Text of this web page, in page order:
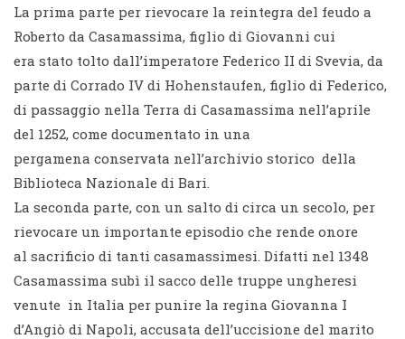
La prima parte per rievocare la reintegra del feudo a
Roberto da Casamassima, figlio di Giovanni cui
era stato tolto dall’imperatore Federico II di Svevia, da
parte di Corrado IV di Hohenstaufen, figlio di Federico,
di passaggio nella Terra di Casamassima nell’aprile
del 1252, come documentato in una
pergamena conservata nell’archivio storico della
Biblioteca Nazionale di Bari.
La seconda parte, con un salto di circa un secolo, per
rievocare un importante episodio che rende onore
al sacrificio di tanti casamassimesi. Difatti nel 1348
Casamassima subì il sacco delle truppe ungheresi
venute in Italia per punire la regina Giovanna I
d’Angiò di Napoli, accusata dell’uccisione del marito